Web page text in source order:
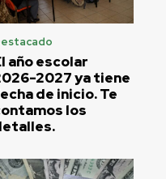
año escolar
2027 ya tiene
de inicio. Te
los